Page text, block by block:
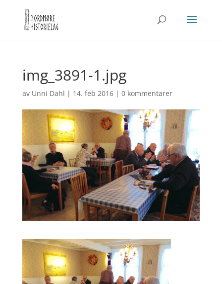
img_3891-1.jpg
av Unni Dahl | 14. feb 2016| 0 kommentarer